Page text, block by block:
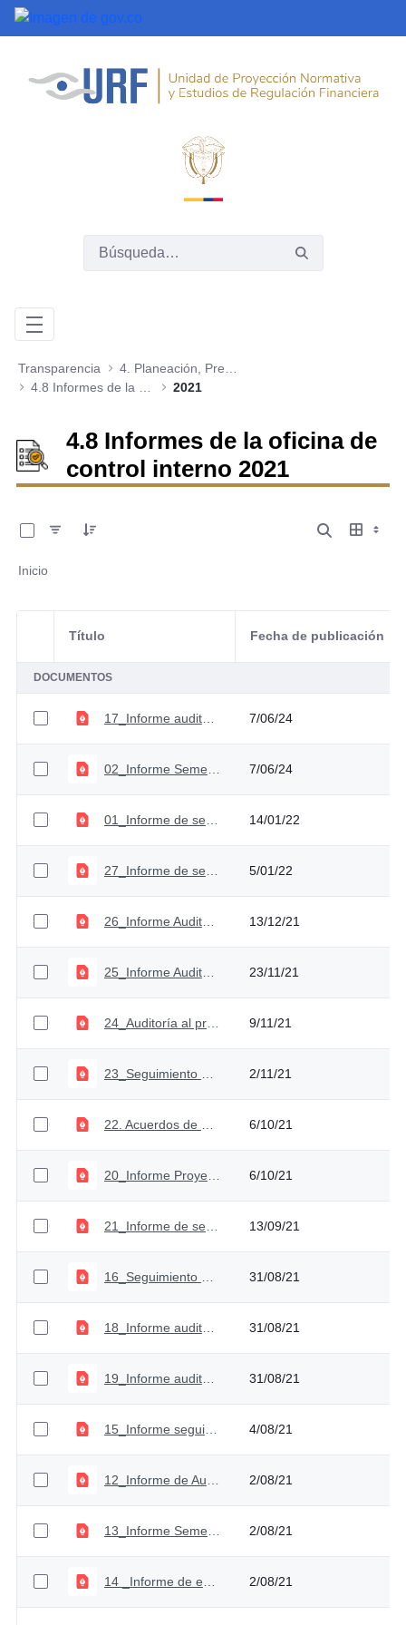
Saltar al contenido principal
Transparencia
2021
4.8 Informes de la oficina de
control interno 2021
Inicio
Selección del elemento
Título Fecha de publicación
DOCUMENTOS
17_Informe auditoría adquisición de Bienes y Servicios 7/06/24
7/06/24
14/01/22
5/01/22
26_Informe Auditoría Proceso de Gestión de la Información 13/12/21
25_Informe Auditoria al Proceso Direccionamiento y Planeación 23/11/21
24_Auditoría al proceso Gestión Humana URF 9/11/21
2/11/21
6/10/21
6/10/21
13/09/21
31/08/21
18_Informe auditoría Gestión Financiera 31/08/21
19_Informe auditoria estudios económicos y jurídicos 31/08/21
15_Informe seguimiento y evaluación PQRSD Primer Semestre 2021, 4/08/21
2/08/21
2/08/21
2/08/21